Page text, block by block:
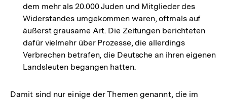
dem mehr als 20.000 Juden und Mitglieder des
Widerstandes umgekommen waren, oftmals auf
äußerst grausame Art. Die Zeitungen berichteten
dafür vielmehr über Prozesse, die allerdings
Verbrechen betrafen, die Deutsche an ihren eigenen
Landsleuten begangen hatten.
Damit sind nur einige der Themen genannt, die im